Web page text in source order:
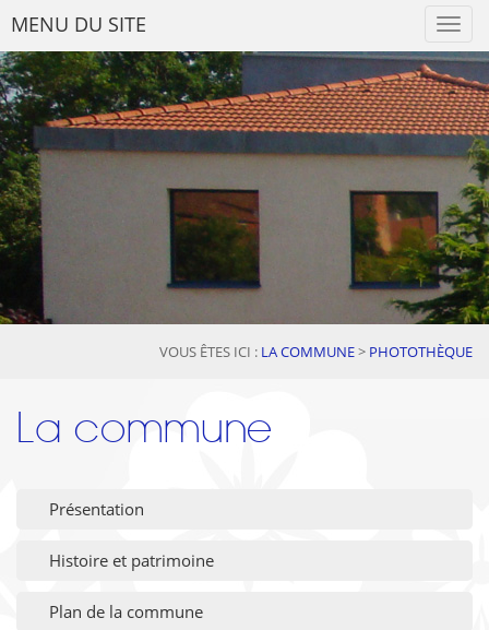
MENU DU SITE
VOUS ÊTES ICI : LA COMMUNE> PHOTOTHÈQUE
La commune
Présentation
Histoire et patrimoine
Plan de la commune